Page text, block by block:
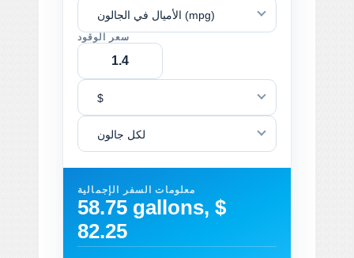
الأميال في الجالون (mpg)
سعر الوقود
$
لكل جالون
معلومات السفر الإجمالية
58.75 gallons, $
82.25